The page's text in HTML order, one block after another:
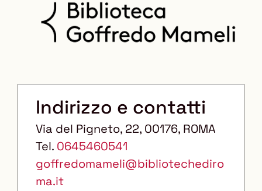
Indirizzo e contatti
Via del Pigneto, 22, 00176, ROMA
Tel. 0645460541
goffredomameli@bibliotechediro
ma.it